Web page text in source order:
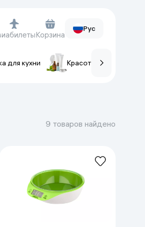
и видеокамеры
Корзина
Рус
для кухни Красота и уход
9 товаров найдено